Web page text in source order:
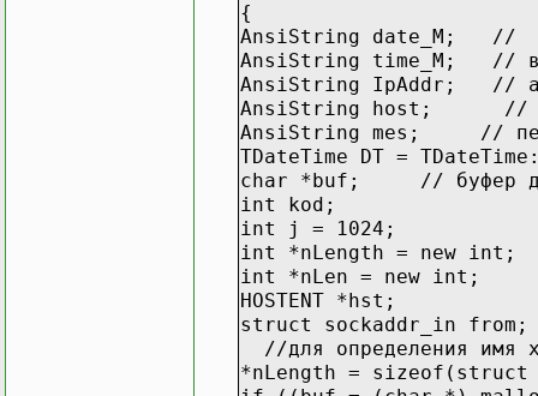
{
AnsiString date_M; //
AnsiString time_M; //
AnsiString IpAddr; //
AnsiString host; //
AnsiString mes; //
TDateTime DT =
char *buf; // буфер для
int kod;
int j = 1024;
int *nLength = new int;
int *nLen = new int;
HOSTENT *hst;
struct sockaddr_in from;
//для определения имя
*nLength = sizeof(struct